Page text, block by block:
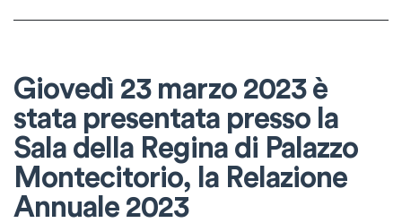
Giovedì 23 marzo 2023 è
stata presentata presso la
Sala della Regina di Palazzo
Montecitorio, la Relazione
Annuale 2023